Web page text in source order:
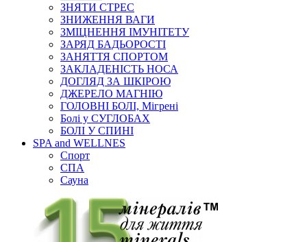
ЗНЯТИ СТРЕС
ЗНИЖЕННЯ ВАГИ
ЗМІЦНЕННЯ ІМУНІТЕТУ
ЗАРЯД БАДЬОРОСТІ
ЗАНЯТТЯ СПОРТОМ
ЗАКЛАДЕНІСТЬ НОСА
ДОГЛЯД ЗА ШКІРОЮ
ДЖЕРЕЛО МАГНІЮ
ГОЛОВНІ БОЛІ, Мігрені
Болі у СУГЛОБАХ
БОЛІ У СПИНІ
SPA and WELLNES
Спорт
СПА
Сауна